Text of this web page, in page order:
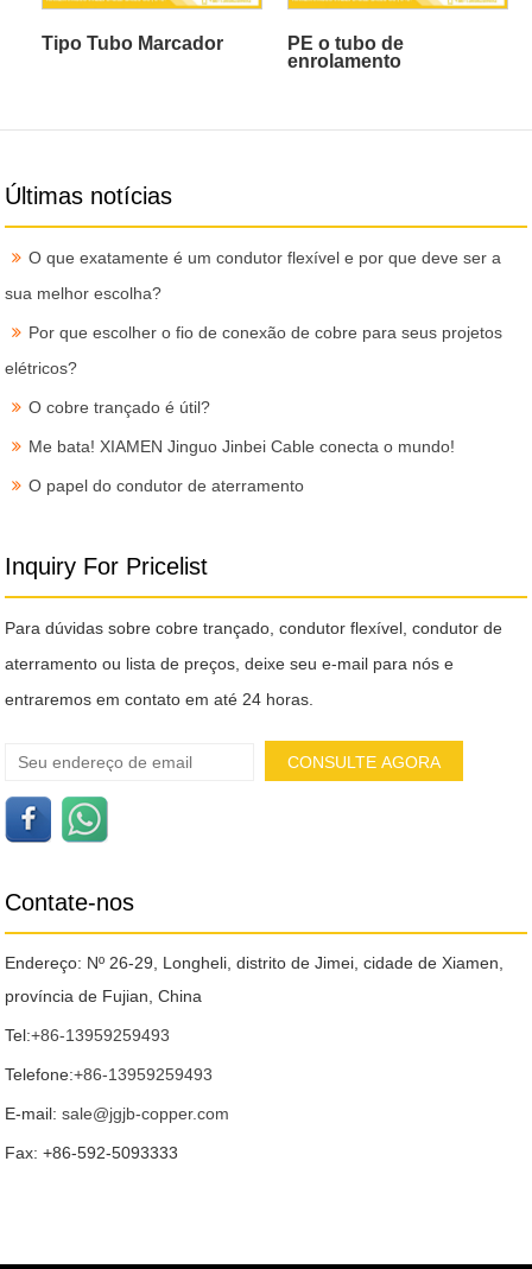
Tipo Tubo Marcador
PE o tubo de
enrolamento
Últimas notícias
O que exatamente é um condutor flexível e por que deve ser a
sua melhor escolha?
Por que escolher o fio de conexão de cobre para seus projetos
elétricos?
O cobre trançado é útil?
Me bata! XIAMEN Jinguo Jinbei Cable conecta o mundo!
O papel do condutor de aterramento
Inquiry For Pricelist
Para dúvidas sobre cobre trançado, condutor flexível, condutor de
aterramento ou lista de preços, deixe seu e-mail para nós e
entraremos em contato em até 24 horas.
Contate-nos
Endereço: Nº 26-29, Longheli, distrito de Jimei, cidade de Xiamen,
província de Fujian, China
Tel:+86-13959259493
Telefone:+86-13959259493
E-mail:sale@jgjb-copper.com
Fax: +86-592-5093333